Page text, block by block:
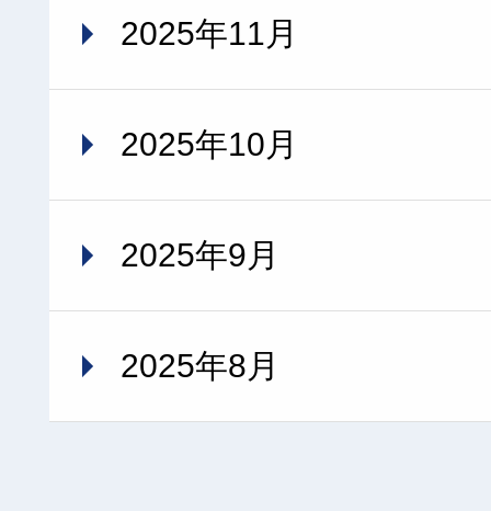
2025年11月
2025年10月
2025年9月
2025年8月